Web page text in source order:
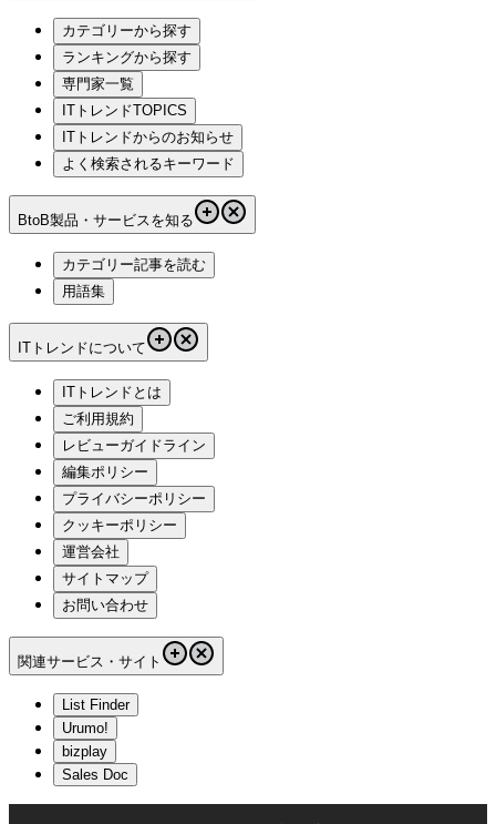
カテゴリーから探す
ランキングから探す
専門家一覧
ITトレンドTOPICS
ITトレンドからのお知らせ
よく検索されるキーワード
BtoB製品・サービスを知る
カテゴリー記事を読む
用語集
ITトレンドについて
ITトレンドとは
ご利用規約
レビューガイドライン
編集ポリシー
プライバシーポリシー
クッキーポリシー
運営会社
サイトマップ
お問い合わせ
関連サービス・サイト
List Finder
Urumo!
bizplay
Sales Doc